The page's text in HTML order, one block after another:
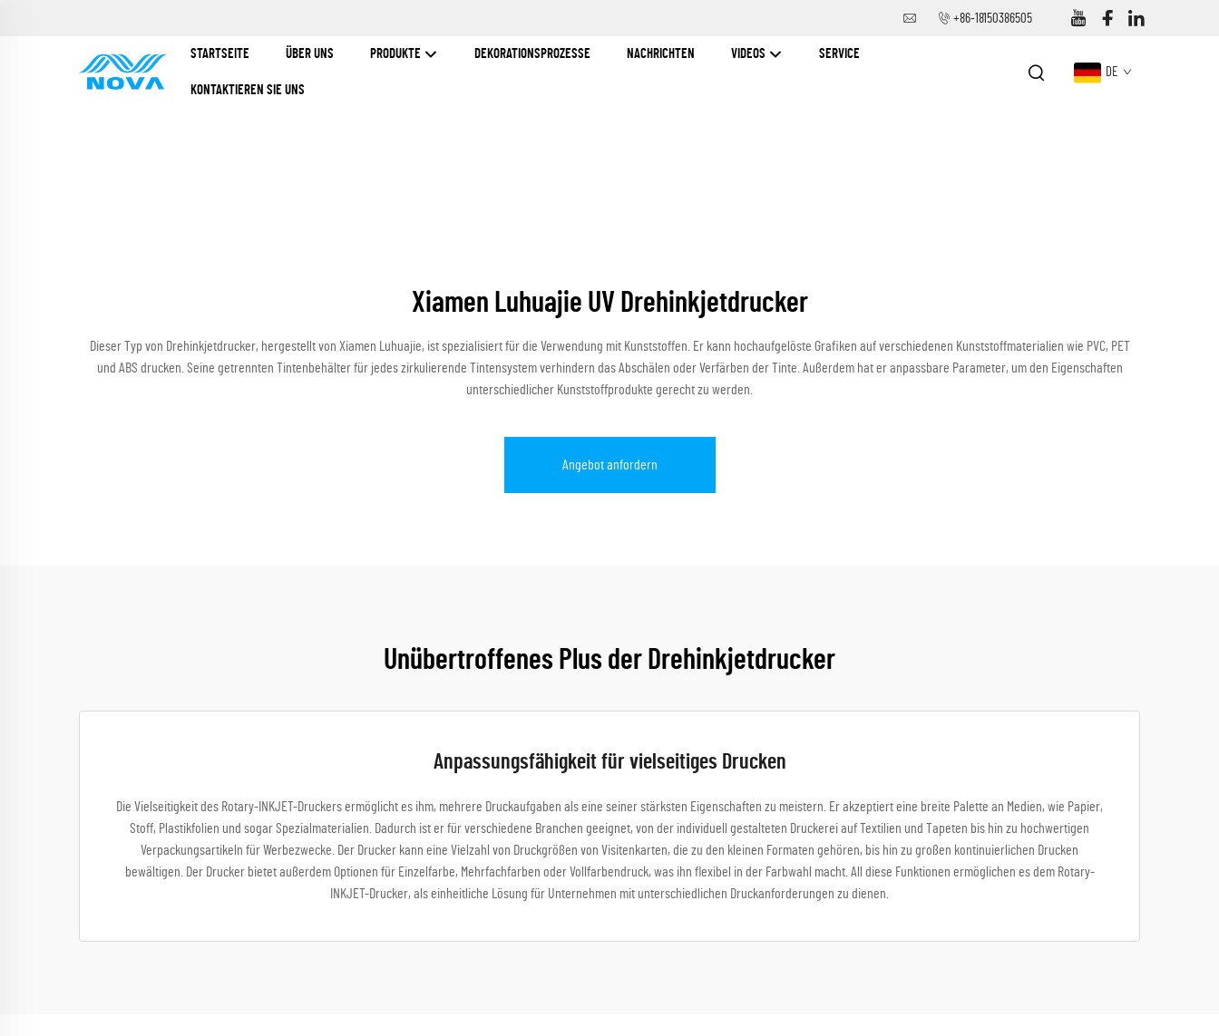
+86-18150386505
STARTSEITE ÜBER UNS PRODUKTE DEKORATIONSPROZESSE NACHRICHTEN VIDEOS SERVICE
KONTAKTIEREN SIE UNS
DE
Xiamen Luhuajie UV Drehinkjetdrucker
Dieser Typ von Drehinkjetdrucker, hergestellt von Xiamen Luhuajie, ist spezialisiert für die Verwendung mit Kunststoffen. Er kann hochaufgelöste Grafiken auf verschiedenen Kunststoffmaterialien wie PVC, PET
und ABS drucken. Seine getrennten Tintenbehälter für jedes zirkulierende Tintensystem verhindern das Abschälen oder Verfärben der Tinte. Außerdem hat er anpassbare Parameter, um den Eigenschaften
unterschiedlicher Kunststoffprodukte gerecht zu werden.
Angebot anfordern
Unübertroffenes Plus der Drehinkjetdrucker
Anpassungsfähigkeit für vielseitiges Drucken
Die Vielseitigkeit des Rotary-INKJET-Druckers ermöglicht es ihm, mehrere Druckaufgaben als eine seiner stärksten Eigenschaften zu meistern. Er akzeptiert eine breite Palette an Medien, wie Papier,
Stoff, Plastikfolien und sogar Spezialmaterialien. Dadurch ist er für verschiedene Branchen geeignet, von der individuell gestalteten Druckerei auf Textilien und Tapeten bis hin zu hochwertigen
Verpackungsartikeln für Werbezwecke. Der Drucker kann eine Vielzahl von Druckgrößen von Visitenkarten, die zu den kleinen Formaten gehören, bis hin zu großen kontinuierlichen Drucken
bewältigen. Der Drucker bietet außerdem Optionen für Einzelfarbe, Mehrfachfarben oder Vollfarbendruck, was ihn flexibel in der Farbwahl macht. All diese Funktionen ermöglichen es dem Rotary-
INKJET-Drucker, als einheitliche Lösung für Unternehmen mit unterschiedlichen Druckanforderungen zu dienen.